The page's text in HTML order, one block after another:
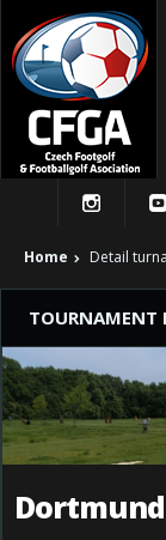
Home Detail
TOURNAMENT